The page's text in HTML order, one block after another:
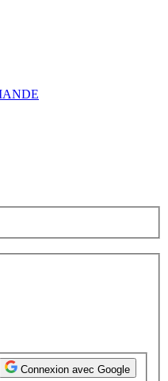
Connexion avec Google